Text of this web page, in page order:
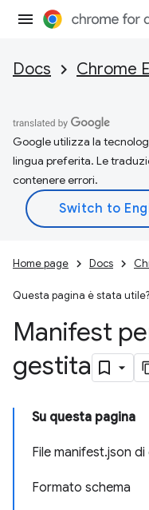
Docs Chrome
Google utilizza la
lingua preferita. Le
contenere errori.
Home page Docs
Questa pagina è stata utile?
Manifest
gestita
Su questa pagina
File manifest.json di
Formato schema